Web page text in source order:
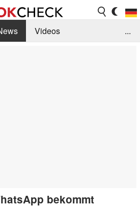
Videos
...
bekommt